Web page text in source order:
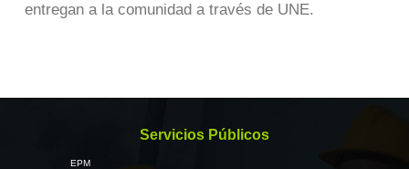
entregan a la comunidad a través de UNE.
Servicios Públicos
EPM